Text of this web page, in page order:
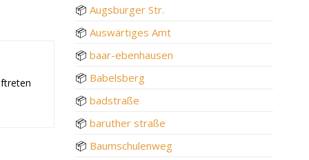
📦 Augsburger Str.
📦 Auswärtiges Amt
📦 baar-ebenhausen
📦 Babelsberg
📦 badstraße
📦 baruther straße
📦 Baumschulenweg